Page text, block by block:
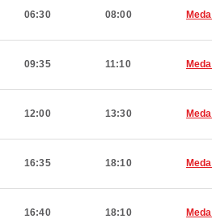
06:30 08:00
09:35 11:10
12:00 13:30
16:35 18:10
16:40 18:10